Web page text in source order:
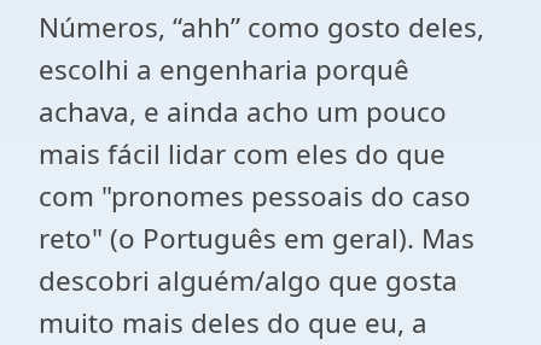
Números, “ahh” como gosto deles,
escolhi a engenharia porquê
achava, e ainda acho um pouco
mais fácil lidar com eles do que
com "pronomes pessoais do caso
reto" (o Português em geral). Mas
descobri alguém/algo que gosta
muito mais deles do que eu, a